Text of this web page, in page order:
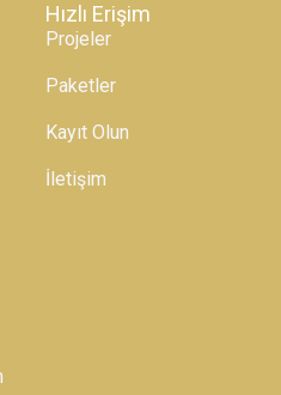
Hızlı Erişim
Projeler
Paketler
Kayıt Olun
İletişim